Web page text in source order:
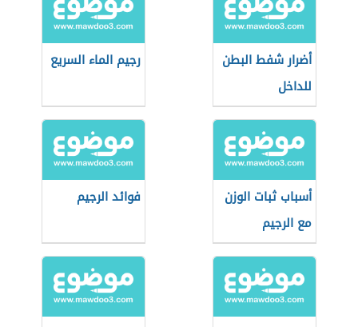
أضرار شفط البطن
للداخل
رجيم الماء السريع
أسباب ثبات الوزن
مع الرجيم
فوائد الرجيم